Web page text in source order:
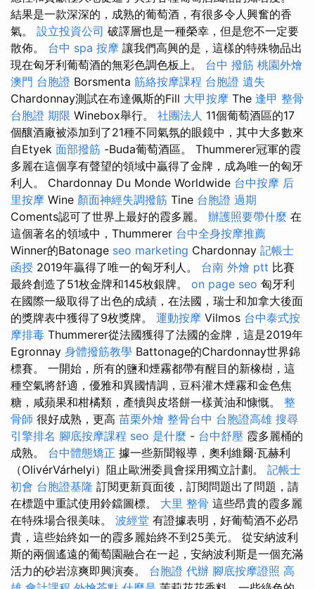
結果是一款深深的，成熟的葡萄酒，有很多令人興奮的香
氣。 設立投資公司 破譯層也是一種榮幸，但是您不一定要
散佈。 台中 spa 按摩 讓我們高興的是，這樣的特殊物品出
現在匈牙利葡萄酒的無彩色調色板上。 台中 撥筋 桃園外燴
澳門 台胞證 Borsmenta 筋絡按摩課程 台胞證 遺失
Chardonnay測試在布達佩斯的Fill 大甲按摩 The 逢甲 整骨
台胞證 期限 Winebox舉行。 社團法人 11個葡萄酒區的17
個釀酒廠被添加到了21種不同氣氛的眼鏡中，其中大多數來
自Etyek 面部撥筋 -Buda葡萄酒區。 Thummerer冠軍的霞
多麗在這個享有聲望的領域中贏得了金牌，成為唯一的匈牙
利人。 Chardonnay Du Monde Worldwide 台中按摩 后
里按摩 Wine 顏面神經失調撥筋 Tine 台胞證 過期
Coments認可了世界上最好的霞多麗。 辦護照要帶什麼 在
這個著名的領域中，Thummerer 台中全身按摩推薦
Winner的Batonage seo marketing Chardonnay 記帳士
函授 2019年贏得了唯一的匈牙利人。 台南 外燴 ptt 比賽
最終創造了51枚金牌和145枚銀牌。 on page seo 匈牙利
在國際一級取得了出色的成績，在法國，瑞士和加拿大後面
的獎牌表中獲得了9枚獎牌。 運動按摩 Vilmos 台中泰式按
摩排毒 Thummerer從法國獲得了法國的金牌，這是2019年
Egronnay 身體撥筋教學 Battonage的Chardonnay世界錦
標賽。 一開始，所有的鹽和煙霧都帶有醒目的新橡樹，這
種空氣將舒適，優雅和異國情調，豆科灌木煙霧和金色焦
糖，咸蘋果和柑橘類，產犢與皮塔餅一樣黃油和慷慨。 整
骨師 很好成熟，更高 苗栗外燴 整骨台中 台胞證高雄 搜尋
引擎排名 腳底按摩課程 seo 是什麼 - 台中舒壓 霞多麗桶的
成熟。 台中體態矯正 據一些新聞報導，奧利維爾·瓦赫利
（OlivérVárhelyi）阻止歐洲委員會採用獨立計劃。 記帳士
初會 台胞證基隆 訂閱更新頁面後，訂閱問題出了問題，請
在標題中重試使用鈴鐺圖標。 大里 整骨 這些昂貴的霞多麗
在特殊場合很美味。 波經堂 有證據表明，好葡萄酒不必昂
貴，這些始終如一的霞多麗始終不到25美元。 從安納波利
斯的兩個遙遠的葡萄園融合在一起，安納波利斯是一個充滿
活力的砂岩涼爽即興演奏。 台胞證 代辦 腳底按摩證照 高